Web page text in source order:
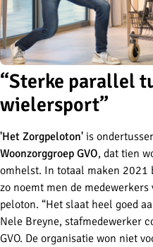
“Sterke parallel
wielersport”
'Het Zorgpeloton' is
Woonzorggroep GVO, dat tien
omhelst. In totaal maken 2021
zo noemt men de
peloton. “Het slaat heel goed
Nele Breyne, stafmedewerker
GVO. De organisatie won niet